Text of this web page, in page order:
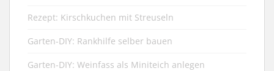
Rezept: Kirschkuchen mit Streuseln
Garten-DIY: Rankhilfe selber bauen
Garten-DIY: Weinfass als Miniteich anlegen